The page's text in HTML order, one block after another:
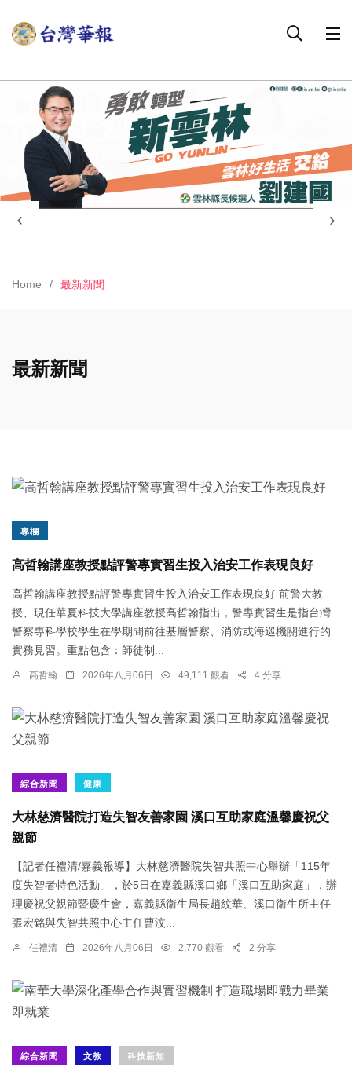
Home 最新新聞
最新新聞
專欄
高哲翰講座教授點評警專實習生投入治安工作表現良好
高哲翰講座教授點評警專實習生投入治安工作表現良好 前警大教
授、現任華夏科技大學講座教授高哲翰指出，警專實習生是指台灣
警察專科學校學生在學期間前往基層警察、消防或海巡機關進行的
實務見習。重點包含：師徒制...
高哲翰 2026年八月06日 49,111 觀看 4 分享
綜合新聞 健康
大林慈濟醫院打造失智友善家園 溪口互助家庭溫馨慶祝父
親節
【記者任禮清/嘉義報導】大林慈濟醫院失智共照中心舉辦「115年
度失智者特色活動」，於5日在嘉義縣溪口鄉「溪口互助家庭」，辦
理慶祝父親節暨慶生會，嘉義縣衛生局長趙紋華、溪口衛生所主任
張宏銘與失智共照中心主任曹汶...
任禮清 2026年八月06日 2,770 觀看 2 分享
綜合新聞 文教 科技新知